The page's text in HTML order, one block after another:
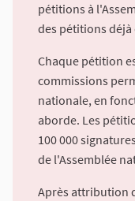
pétitions à
des pétitions déjà
Chaque pétition
commissions
nationale, en
aborde. Les
100 000
de l'Assemblée
Après attribution